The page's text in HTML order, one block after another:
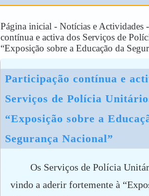
Página inicial - Notícias e Actividades
contínua e activa dos Serviços de
“Exposição sobre a Educação da
Participação contínua e
Serviços de Polícia
“Exposição sobre a
Segurança Nacional”
Os Serviços de Polícia
vindo a aderir fortemente à